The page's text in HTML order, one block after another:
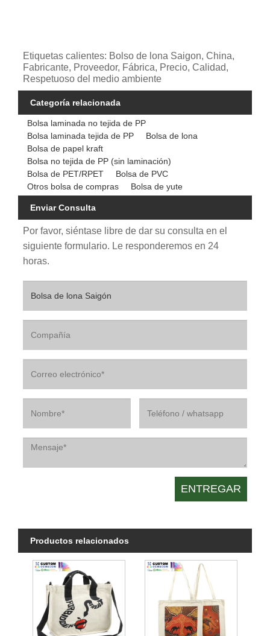
Etiquetas calientes: Bolso de lona Saigon, China,
Fabricante, Proveedor, Fábrica, Precio, Calidad,
Respetuoso del medio ambiente
Categoría relacionada
Bolsa laminada no tejida de PP
Bolsa laminada tejida de PP
Bolsa de lona
Bolsa de papel kraft
Bolsa no tejida de PP (sin laminación)
Bolsa de PET/RPET
Bolsa de PVC
Otros bolsa de compras
Bolsa de yute
Enviar Consulta
Por favor, siéntase libre de dar su consulta en el
siguiente formulario. Le responderemos en 24
horas.
Productos relacionados